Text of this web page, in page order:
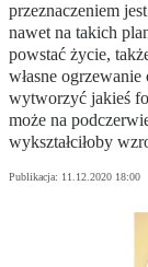
przeznaczeniem
nawet na takich
powstać życie,
własne ogrzewanie
wytworzyć jakieś
może na
wykształciłoby
Publikacja: 11.12.2020 18:00